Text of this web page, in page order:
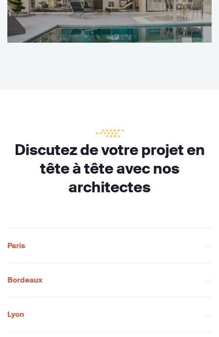
Discutez de votre projet en
tête à tête avec nos
architectes
Paris
Bordeaux
Lyon